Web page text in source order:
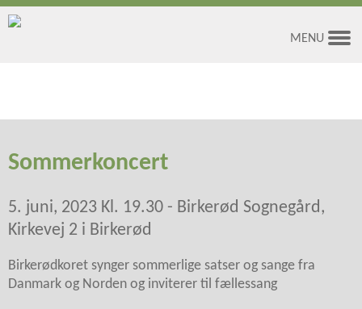
Birkerødkoret
Repertoire
For medlemmer
Billeder
MENU
Sommerkoncert
5. juni, 2023 Kl. 19.30 - Birkerød Sognegård,
Kirkevej 2 i Birkerød
Birkerødkoret synger sommerlige satser og sange fra
Danmark og Norden og inviterer til fællessang